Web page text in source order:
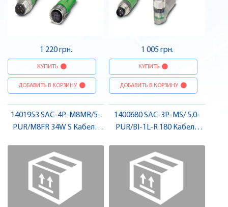
1 220 грн.
КУПИТЬ
ДОБАВИТЬ В КОРЗИНУ
1 005 грн.
КУПИТЬ
ДОБАВИТЬ В КОРЗИНУ
1401953 SAC-4P-M8MR/5-
PUR/M8FR 34W S Кабель
елемента, штекер-гніздо ,
Pheonix Contact
1400680 SAC-3P-MS/ 5,0-
PUR/BI-1L-R 180 Кабель
елемента, для
електромагнітного
клапану , Pheonix Contact